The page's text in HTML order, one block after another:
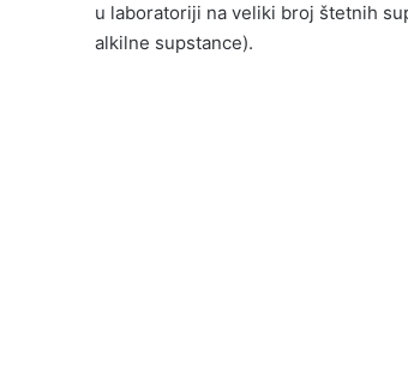
u laboratoriji na veliki broj štetnih
alkilne supstance).